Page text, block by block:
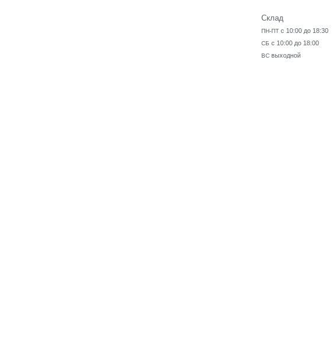
Склад
ПН-ПТ с 10:00 до 18:30
СБ с 10:00 до 18:00
ВС выходной